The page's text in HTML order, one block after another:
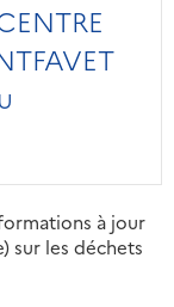
à jour
sur les déchets